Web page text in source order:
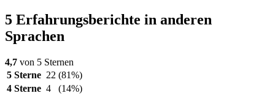
5 Erfahrungsberichte in anderen
Sprachen
4,7 von 5 Sternen
5 Sterne 22 (81%)
4 Sterne 4
(14%)